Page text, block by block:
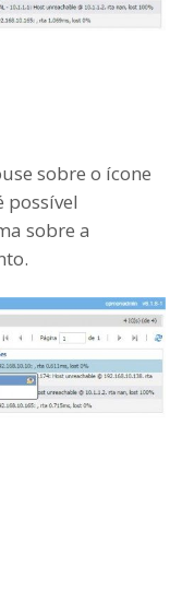
sobre o ícone
possível
sobre a